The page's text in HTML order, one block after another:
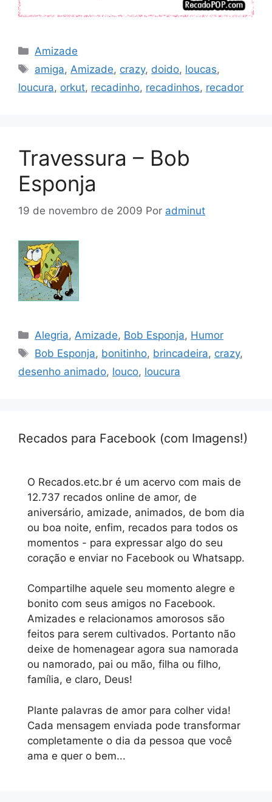
Categorias
Amizade
Tags
amiga,Amizade, crazy, doido, loucas,
loucura, orkut, recadinho, recadinhos, recador
Travessura – Bob
Esponja
19 de novembro de 2009 Por adminut
Categorias
Alegria, Amizade, Bob Esponja, Humor
Tags
Bob Esponja, bonitinho, brincadeira, crazy,
desenho animado, louco, loucura
Recados para Facebook (com Imagens!)
O Recados.etc.br é um acervo com mais de
12.737 recados online de amor, de
aniversário, amizade, animados, de bom dia
ou boa noite, enfim, recados para todos os
momentos - para expressar algo do seu
coração e enviar no Facebook ou Whatsapp.
Compartilhe aquele seu momento alegre e
bonito com seus amigos no Facebook.
Amizades e relacionamos amorosos são
feitos para serem cultivados. Portanto não
deixe de homenagear agora sua namorada
ou namorado, pai ou mão, filha ou filho,
família, e claro, Deus!
Plante palavras de amor para colher vida!
Cada mensagem enviada pode transformar
completamente o dia da pessoa que você
ama e quer o bem...